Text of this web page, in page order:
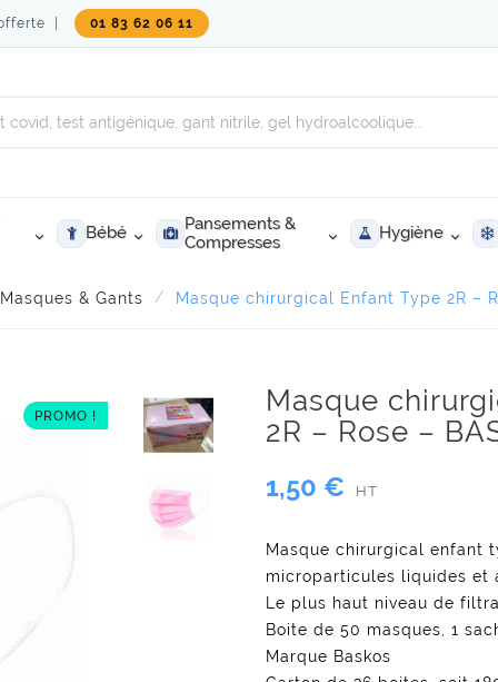
| 01 83 62 06 11
Bébé
Pansements &
Compresses
Hygiène
Masques & Gants Masque chirurgical Enfant Type 2R –
PROMO !
Masque
2R – Rose –
1,50 € HT
Masque chirurgical enfant
microparticules liquides et
Le plus haut niveau de
Boite de 50 masques, 1
Marque Baskos